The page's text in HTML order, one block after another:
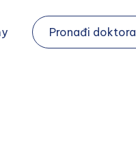
Pronađi doktora